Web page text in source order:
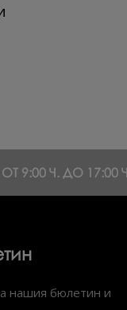
9:00 Ч. ДО 17:00
нашия бюлетин и